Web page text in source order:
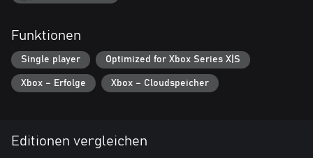
Funktionen
Single player Optimized for Xbox Series X|S
Xbox – Erfolge Xbox – Cloudspeicher
Editionen vergleichen